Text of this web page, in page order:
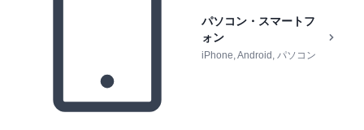
パソコン・スマートフ
ォン
iPhone, Android, パソコン